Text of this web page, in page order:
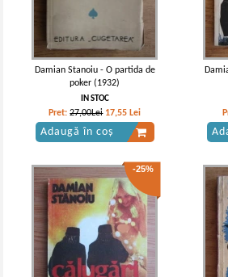
Damian Stanoiu - O partida de
poker (1932)
IN STOC
Pret:27,00Lei 17,55 Lei
Adaugă în coș
-25%